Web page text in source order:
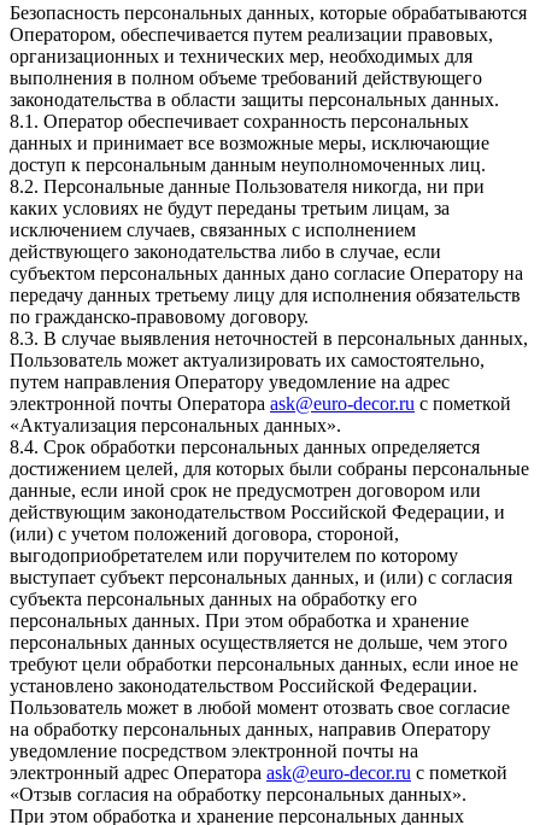
Безопасность персональных данных, которые обрабатываются
Оператором, обеспечивается путем реализации правовых,
организационных и технических мер, необходимых для
выполнения в полном объеме требований действующего
законодательства в области защиты персональных данных.
8.1. Оператор обеспечивает сохранность персональных
данных и принимает все возможные меры, исключающие
доступ к персональным данным неуполномоченных лиц.
8.2. Персональные данные Пользователя никогда, ни при
каких условиях не будут переданы третьим лицам, за
исключением случаев, связанных с исполнением
действующего законодательства либо в случае, если
субъектом персональных данных дано согласие Оператору на
передачу данных третьему лицу для исполнения обязательств
по гражданско-правовому договору.
8.3. В случае выявления неточностей в персональных данных,
Пользователь может актуализировать их самостоятельно,
путем направления Оператору уведомление на адрес
электронной почты Оператора ask@euro-decor.ru c пометкой
«Актуализация персональных данных».
8.4. Срок обработки персональных данных определяется
достижением целей, для которых были собраны персональные
данные, если иной срок не предусмотрен договором или
действующим законодательством Российской Федерации, и
(или) с учетом положений договора, стороной,
выгодоприобретателем или поручителем по которому
выступает субъект персональных данных, и (или) с согласия
субъекта персональных данных на обработку его
персональных данных. При этом обработка и хранение
персональных данных осуществляется не дольше, чем этого
требуют цели обработки персональных данных, если иное не
установлено законодательством Российской Федерации.
Пользователь может в любой момент отозвать свое согласие
на обработку персональных данных, направив Оператору
уведомление посредством электронной почты на
электронный адрес Оператора ask@euro-decor.ru с пометкой
«Отзыв согласия на обработку персональных данных».
При этом обработка и хранение персональных данных